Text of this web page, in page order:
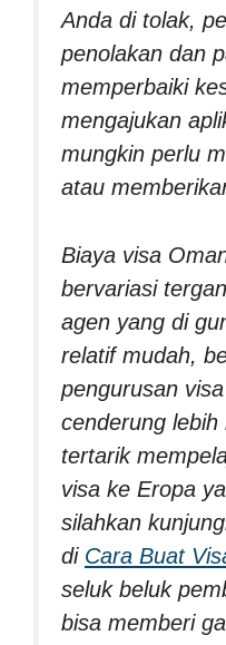
Anda di tolak,
penolakan dan
memperbaiki
mengajukan
mungkin perlu
atau
Biaya visa
bervariasi
agen yang di
relatif mudah,
pengurusan
cenderung
tertarik
visa ke Eropa
silahkan
di Cara Buat
seluk beluk
bisa memberi